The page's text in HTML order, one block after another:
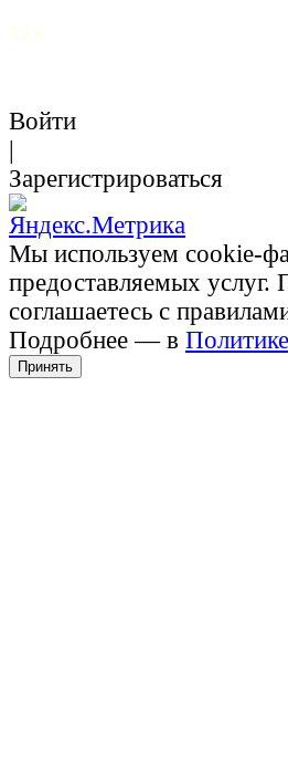
12+
Войти
|
Зарегистрироваться
Мы используем cookie-
предоставляемых
соглашаетесь с
Подробнее — в
Принять